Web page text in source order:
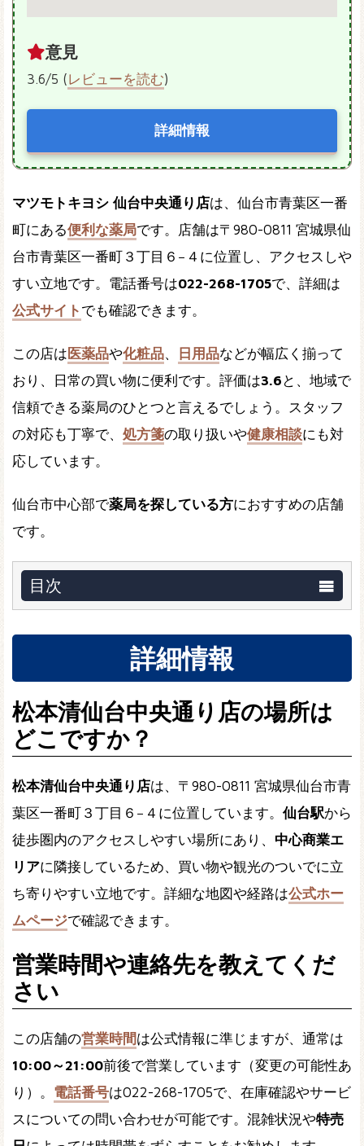
意見
3.6/5 (レビューを読む)
詳細情報
マツモトキヨシ 仙台中央通り店は、仙台市青葉区一番
町にある便利な薬局です。店舗は〒980-0811 宮城県仙
台市青葉区一番町３丁目６−４に位置し、アクセスしや
すい立地です。電話番号は022-268-1705で、詳細は
公式サイト でも確認できます。
この店は 医薬品や化粧品、 日用品などが幅広く揃って
おり、日常の買い物に便利です。評価は3.6 と、地域で
信頼できる薬局のひとつと言えるでしょう。スタッフ
の対応も丁寧で、 処方箋の取り扱いや健康相談にも対
応しています。
仙台市中心部で薬局を探している方におすすめの店舗
です。
目次
詳細情報
松本清仙台中央通り店の場所は
どこですか？
松本清仙台中央通り店は、〒980-0811 宮城県仙台市青
葉区一番町３丁目６−４に位置しています。 仙台駅から
徒歩圏内のアクセスしやすい場所にあり、 中心商業エ
リアに隣接しているため、買い物や観光のついでに立
ち寄りやすい立地です。詳細な地図や経路は公式ホー
ムページで確認できます。
営業時間や連絡先を教えてくだ
さい
この店舗の営業時間は公式情報に準じますが、通常は
10:00～21:00前後で営業しています（変更の可能性あ
り）。 電話番号は022-268-1705で、在庫確認やサービ
スについての問い合わせが可能です。混雑状況や特売